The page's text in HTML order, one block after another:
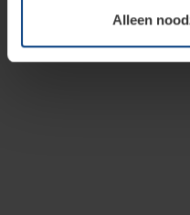
wijzigen of herroepen.
Alleen